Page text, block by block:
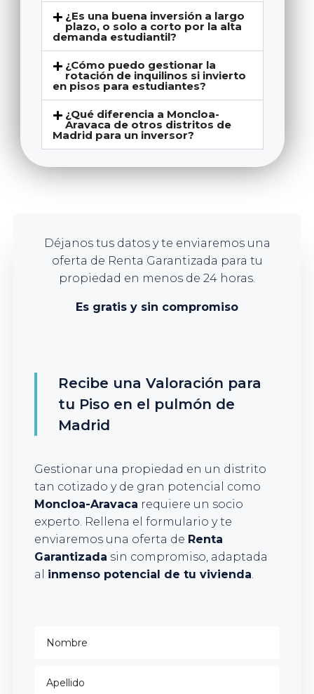
¿Es una buena inversión a largo
plazo, o solo a corto por la alta
demanda estudiantil?
¿Cómo puedo gestionar la
rotación de inquilinos si invierto
en pisos para estudiantes?
¿Qué diferencia a Moncloa-
Aravaca de otros distritos de
Madrid para un inversor?
Déjanos tus datos y te enviaremos una
oferta de Renta Garantizada para tu
propiedad en menos de 24 horas.
Es gratis y sin compromiso
Recibe una Valoración para
tu Piso en el pulmón de
Madrid
Gestionar una propiedad en un distrito
tan cotizado y de gran potencial como
Moncloa-Aravaca requiere un socio
experto. Rellena el formulario y te
enviaremos una oferta de Renta
Garantizada sin compromiso, adaptada
al inmenso potencial de tu vivienda.